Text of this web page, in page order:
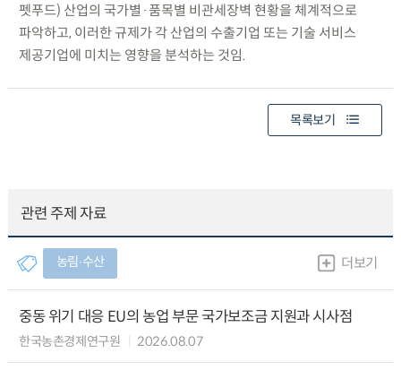
펫푸드) 산업의 국가별·품목별 비관세장벽 현황을 체계적으로
파악하고, 이러한 규제가 각 산업의 수출기업 또는 기술 서비스
제공기업에 미치는 영향을 분석하는 것임.
목록보기
관련 주제 자료
농림∙수산 더보기
중동 위기 대응 EU의 농업 부문 국가보조금 지원과 시사점
한국농촌경제연구원 2026.08.07